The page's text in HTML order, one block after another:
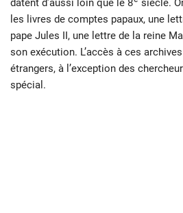
datent d’aussi loin que le 8
siècle.
les livres de comptes papaux, une
pape Jules II, une lettre de la reine
son exécution. L’accès à ces
étrangers, à l’exception des
spécial.